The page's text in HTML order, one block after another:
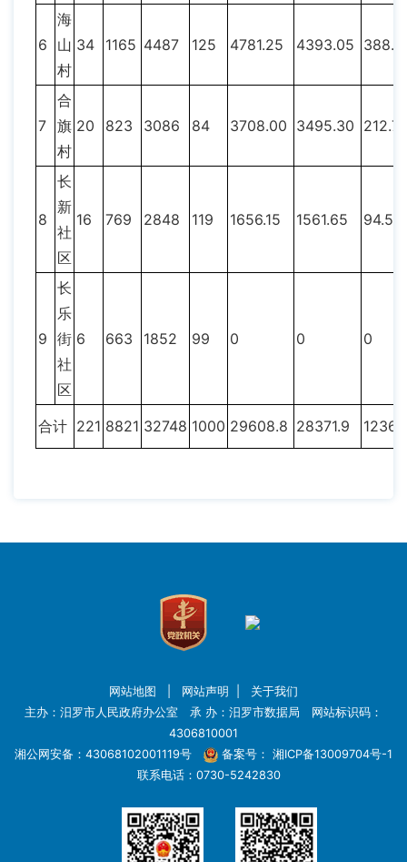
6
海
山
村
34 1165 4487 125 4781.25 4393.05 388.2
7
合
旗
村
20 823 3086 84 3708.00 3495.30
8
长
新
社
区
16 769 2848 119 1656.15 1561.65 94.50
9
长
乐
街
社
区
6 663 1852 99 0 0 0
合计 221 8821 32748 1000 29608.8 28371.9
网站地图 网站声明
关于我们
主办：汨罗市人民政府办公室 承 办：汨罗市数据局 网站标识码：
4306810001
湘公网安备：43068102001119号
备案号： 湘ICP备13009704号-1
联系电话：0730-5242830